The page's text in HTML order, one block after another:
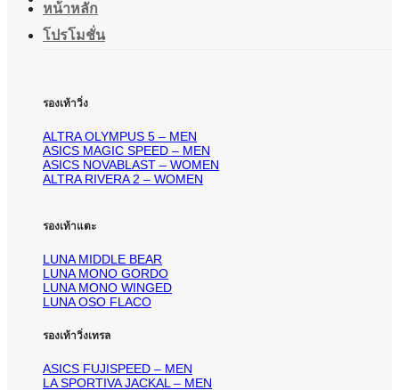
หน้าหลัก
โปรโมชั่น
รองเท้าวิ่ง
ALTRA OLYMPUS 5 – MEN
ASICS MAGIC SPEED – MEN
ASICS NOVABLAST – WOMEN
ALTRA RIVERA 2 – WOMEN
รองเท้าแตะ
LUNA MIDDLE BEAR
LUNA MONO GORDO
LUNA MONO WINGED
LUNA OSO FLACO
รองเท้าวิ่งเทรล
ASICS FUJISPEED – MEN
LA SPORTIVA JACKAL – MEN